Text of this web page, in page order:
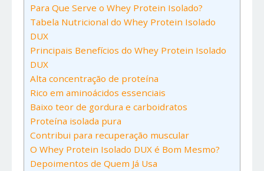
Para Que Serve o Whey Protein Isolado?
Tabela Nutricional do Whey Protein Isolado
DUX
Principais Benefícios do Whey Protein Isolado
DUX
Alta concentração de proteína
Rico em aminoácidos essenciais
Baixo teor de gordura e carboidratos
Proteína isolada pura
Contribui para recuperação muscular
O Whey Protein Isolado DUX é Bom Mesmo?
Depoimentos de Quem Já Usa